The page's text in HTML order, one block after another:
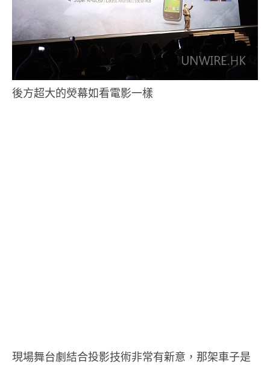
後方超大的熒幕如看電影一樣
現場舞台劇結合投影技術非常有新意，那架車子是